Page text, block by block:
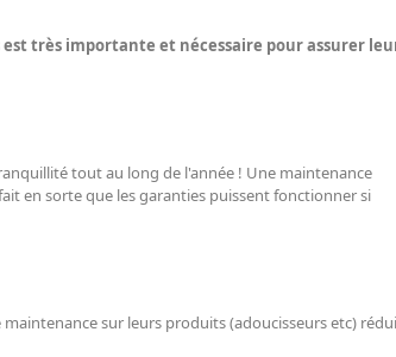
très importante et nécessaire pour assurer
tout au long de l'année ! Une maintenance
en sorte que les garanties puissent fonctionner si
sur leurs produits (adoucisseurs etc)